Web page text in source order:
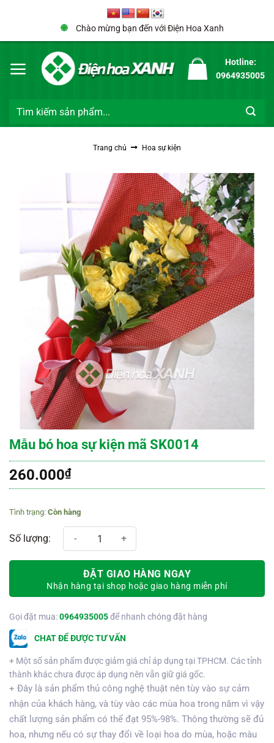
Chào mừng bạn đến với Điện Hoa Xanh
Hotline:
0964935005
Tìm
Trang chủ Hoa sự kiện
Mẫu bó hoa sự kiện mã SK0014
260.000₫
Còn hàng
Mẫu bó hoa sự kiện mã SK0014 số lượng
ĐẶT GIAO HÀNG NGAY
Nhận hàng tại shop hoặc giao hàng miễn phí
Gọi đặt mua:0964935005để nhanh chóng đặt hàng
CHAT ĐỂ ĐƯỢC TƯ VẤN
+ Một số sản phẩm được giảm giá chỉ áp dụng tại TPHCM. Các tỉnh
thành khác chưa được áp dụng nên vẫn giữ giá gốc.
+ Đây là sản phẩm thủ công nghệ thuật nên tùy vào sự cảm
nhận của khách hàng, và tùy vào các mùa hoa trong năm vì vậy
chất lượng sản phẩm có thể đạt 95%-98%. Thông thường sẽ đủ
hoa, nhưng nếu có sự thay đổi về loại hoa do mùa, hoặc màu